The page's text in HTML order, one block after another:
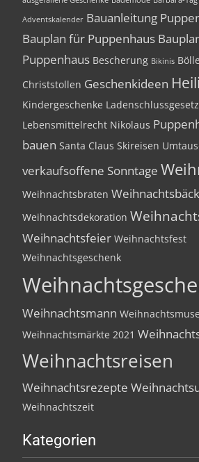
Adventskalender Bauanleitung
Bauplan für Puppenhaus
Puppenhaus Bescherung Bikinis
Christstollen Geschenkideen
Kindergeschenke Ladenschlussgesetz
Lebensmittelrecht Nikolaus
bauen Santa Claus Skireisen
verkaufsoffene Sonntage
Weihnachtsbraten
Weihnachtsdekoration
Weihnachtsfeier Weihnachtsfest
Weihnachtsgeschenk
Weihnachtsmann
Weihnachtsmärkte 2021
Weihnachtsreisen
Weihnachtsrezepte
Weihnachtszeit
Kategorien